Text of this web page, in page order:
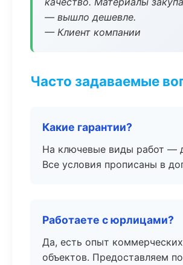
— вышло дешевле.
— Клиент компании
Часто задаваемые
Какие гарантии?
На ключевые виды работ —
Все условия прописаны в
Работаете с юрлицами?
Да, есть опыт коммерческих
объектов. Предоставляем